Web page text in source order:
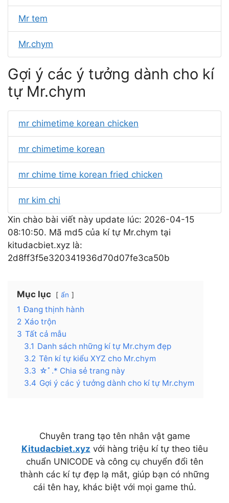
Mr tem
Mr.chym
Gợi ý các ý tưởng dành cho kí
tự Mr.chym
mr chimetime korean chicken
mr chimetime korean
mr chime time korean fried chicken
mr kim chi
Xin chào bài viết này update lúc: 2026-04-15
08:10:50. Mã md5 của kí tự Mr.chym tại
kitudacbiet.xyz là:
2d8ff3f5e320341936d70d07fe3ca50b
Mục lục ẩn
1 Đang thịnh hành
2 Xáo trộn
3 Tất cả mẫu
3.1 Danh sách những kí tự Mr.chym đẹp
3.2 Tên kí tự kiểu XYZ cho Mr.chym
3.3 ☆ﾟ.* Chia sẻ trang này
3.4 Gợi ý các ý tưởng dành cho kí tự Mr.chym
Chuyên trang tạo tên nhân vật game
Kitudacbiet.xyz với hàng triệu kí tự theo tiêu
chuẩn UNICODE và công cụ chuyển đổi tên
thành các kí tự đẹp lạ mắt, giúp bạn có những
cái tên hay, khác biệt với mọi game thủ.